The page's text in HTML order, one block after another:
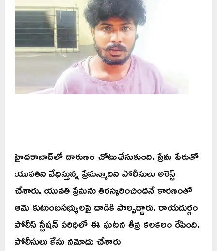
హైదరాబాద్‌లో దారుణం చోటుచేసుకుంది. ప్రేమ పేరుతో
యువతిని వేధిస్తున్న ప్రేమన్మాదిని పోలీసులు అరెస్ట్
చేశారు. యువతి ప్రేమను తిరస్కరించిందనే కారణంతో
ఆమె కుటుంబసభ్యులపై దాడికి పాల్పడ్డారు. రాయదుర్గం
పోలీస్ స్టేషన్ పరిధిలో ఈ ఘటన తీవ్ర కలకలం రేపింది.
పోలీసులు కేసు నమోదు చేశారు